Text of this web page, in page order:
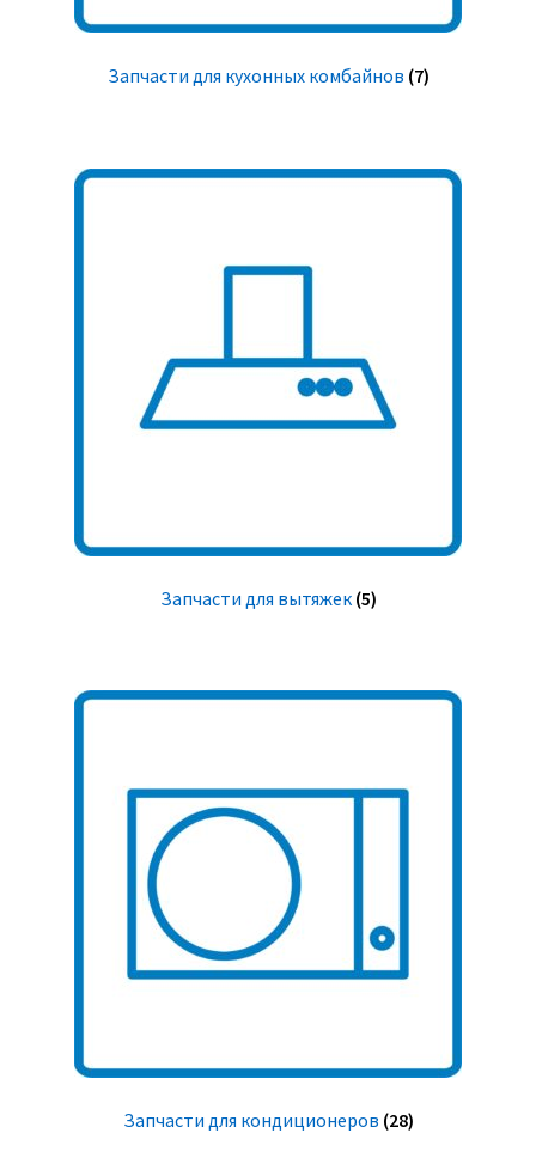
Запчасти для кухонных комбайнов (7)
Запчасти для вытяжек (5)
Запчасти для кондиционеров (28)